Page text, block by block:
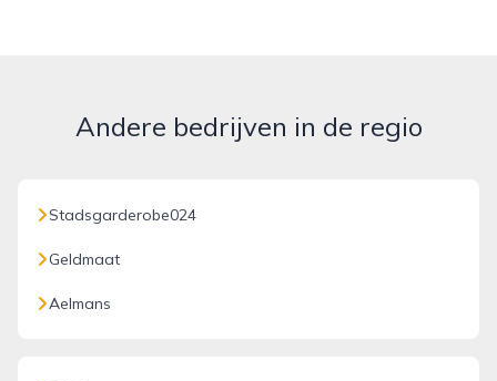
Andere bedrijven in de regio
Stadsgarderobe024
Geldmaat
Aelmans